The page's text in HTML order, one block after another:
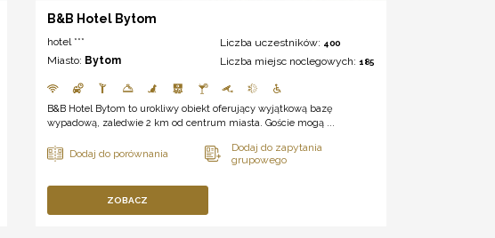
B&B Hotel Bytom
hotel ***
Miasto: Bytom
Liczba uczestników: 400
Liczba miejsc noclegowych: 185
B&B Hotel Bytom to urokliwy obiekt oferujący wyjątkową bazę
wypadową, zaledwie 2 km od centrum miasta. Goście mogą ...
ZOBACZ